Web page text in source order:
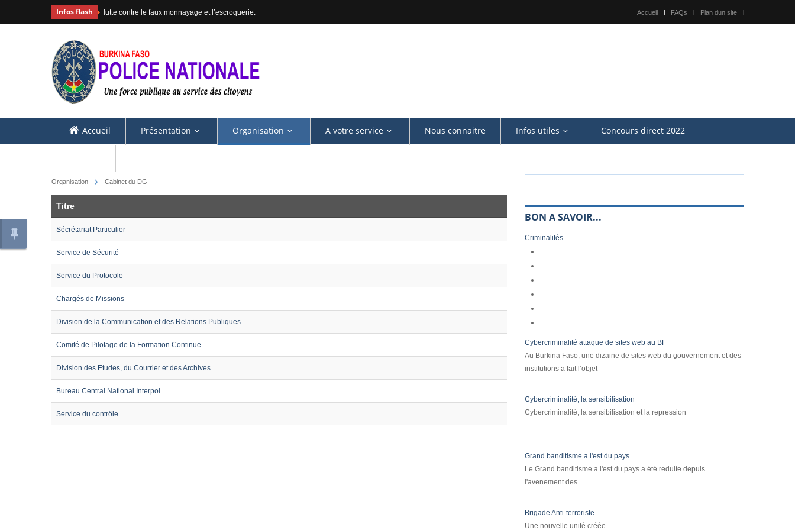
Infos flash lutte contre le faux monnayage et l’escroquerie. Accueil FAQs Plan dun site
Accueil Présentation Organisation A votre service Nous connaitre Infos utiles Concours direct 2022
Organisation Cabinet du DG
Titre
Sécrétariat Particulier
Service de Sécurité
Service du Protocole
Chargés de Missions
Division de la Communication et des Relations Publiques
Comité de Pilotage de la Formation Continue
Division des Etudes, du Courrier et des Archives
Bureau Central National Interpol
Service du contrôle
BON A SAVOIR...
Criminalités
Cybercriminalité attaque de sites web au BF
Au Burkina Faso, une dizaine de sites web du gouvernement et des
institutions a fait l’objet
Cybercriminalité, la sensibilisation
Cybercriminalité, la sensibilisation et la repression
Grand banditisme a l'est du pays
Le Grand banditisme a l'est du pays a été reduite depuis
l'avenement des
Brigade Anti-terroriste
Une nouvelle unité créée...